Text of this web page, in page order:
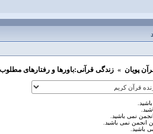
پویان » زندگی قرآنی:باورها و رفتارهای
نمی باشید.
انجمن نمی باشید.
باشید.